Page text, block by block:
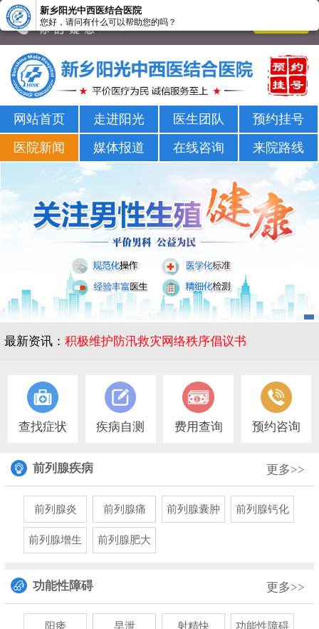
新乡男科医院-新乡市正规男科医院-新乡阳光男科医院
网站首页 走进阳光 医生团队
预约挂号
医院新闻
媒体报道 在线咨询 来院路线
最新资讯： 积极维护防汛救灾网络秩序倡议书
查找症状 疾病自测 费用查询 预约咨询
前列腺疾病 更多>>
前列腺炎 前列腺痛 前列腺囊肿 前列腺钙化
前列腺增生 前列腺肥大
功能性障碍 更多>>
阳痿 早泄 射精快 功能性障碍
新乡阳光中西医结合医院
您好，请问有什么可以帮助您的吗？